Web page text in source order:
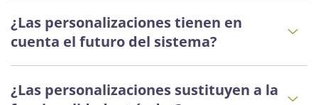
¿Las personalizaciones tienen en
cuenta el futuro del sistema?
¿Las personalizaciones sustituyen a la